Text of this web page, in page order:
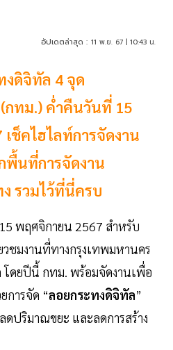
อัปเดตล่าสุด : 11 พ.ย. 67 | 10:43 น.
งดิจิทัล 4 จุด
กทม.) ค่ำคืนวันที่ 15
ช็คไฮไลท์การจัดงาน
พื้นที่การจัดงาน
รวมไว้ที่นี่ครบ
พฤศจิกายน 2567 สำหรับ
วชมงานที่ทางกรุงเทพมหานคร
โดยปีนี้ กทม. พร้อมจัดงานเพื่อ
การจัด “ลอยกระทงดิจิทัล”
ดปริมาณขยะ และลดการสร้าง